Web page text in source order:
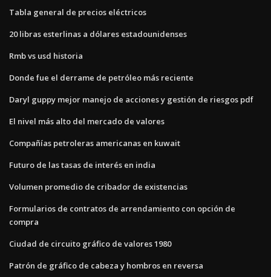
Tabla general de precios eléctricos
20 libras esterlinas a dólares estadounidenses
Rmb vs usd historia
Donde fue el derrame de petróleo más reciente
Daryl guppy mejor manejo de acciones y gestión de riesgos pdf
El nivel más alto del mercado de valores
Compañías petroleras americanas en kuwait
Futuro de las tasas de interés en india
Volumen promedio de cribador de existencias
Formularios de contratos de arrendamiento con opción de
compra
Ciudad de circuito gráfico de valores 1980
Patrón de gráfico de cabeza y hombros en reversa